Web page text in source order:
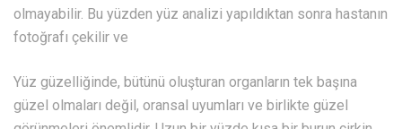
olmayabilir. Bu yüzden yüz analizi yapıldıktan sonra hastanın
fotoğrafı çekilir ve
Yüz güzelliğinde, bütünü oluşturan organların tek başına
güzel olmaları değil, oransal uyumları ve birlikte güzel